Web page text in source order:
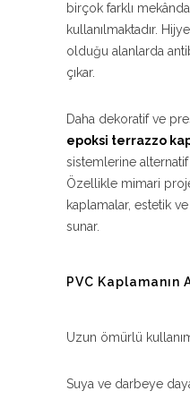
birçok farklı
kullanılmaktadır.
olduğu alanlarda
çıkar.
Daha dekoratif ve
epoksi terrazzo
sistemlerine
Özellikle mimari
kaplamalar, estetik ve
sunar.
PVC Kaplamanın
Uzun ömürlü
Suya ve darbeye